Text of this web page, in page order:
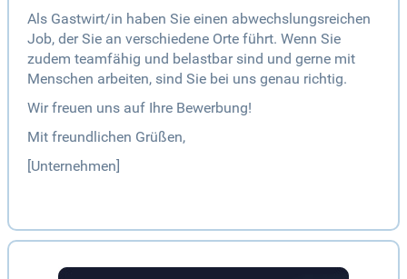
Als Gastwirt/in haben Sie einen abwechslungsreichen
Job, der Sie an verschiedene Orte führt. Wenn Sie
zudem teamfähig und belastbar sind und gerne mit
Menschen arbeiten, sind Sie bei uns genau richtig.
Wir freuen uns auf Ihre Bewerbung!
Mit freundlichen Grüßen,
[Unternehmen]